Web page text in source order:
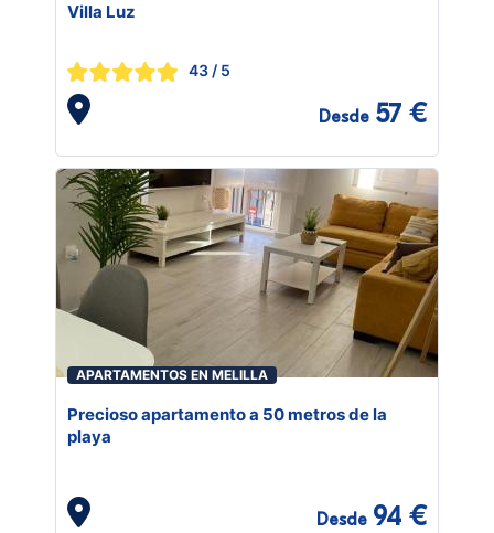
Villa Luz
43 / 5
Desde 57 €
APARTAMENTOS EN MELILLA
Precioso apartamento a 50 metros de la
playa
Desde 94 €